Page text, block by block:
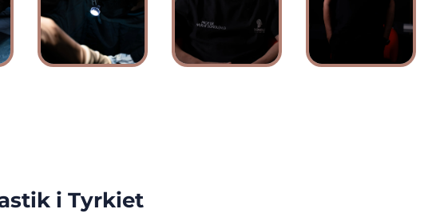
i Tyrkiet